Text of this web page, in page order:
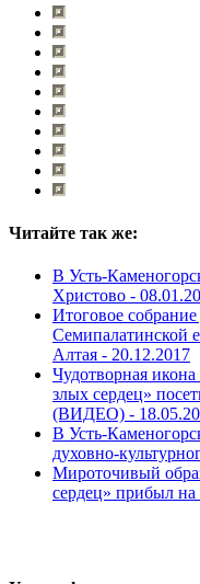
Читайте так же:
В Усть-
Христово -
Итоговое
Семипалатинской
Алтая - 20.12.2017
Чудотворная
злых сердец»
(ВИДЕО) -
В Усть-
духовно-
Мироточивый
сердец» прибыл